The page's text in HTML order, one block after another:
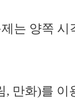
는 양쪽
, 만화)를